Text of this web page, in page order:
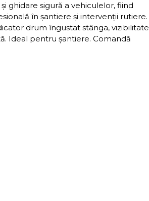
ghidare sigură a vehiculelor, fiind
în șantiere și intervenții rutiere.
drum îngustat stânga, vizibilitate
Ideal pentru șantiere. Comandă